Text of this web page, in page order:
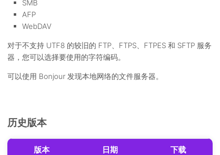
SMB
AFP
WebDAV
对于不支持 UTF8 的较旧的 FTP、FTPS、FTPES 和 SFTP 服务
器，您可以选择要使用的字符编码。
可以使用 Bonjour 发现本地网络的文件服务器。
历史版本
版本 日期 下载